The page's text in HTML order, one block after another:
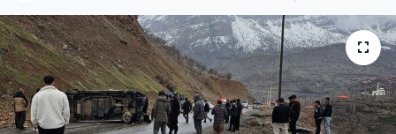
Siyaset
Son Dakika
Teknoloji